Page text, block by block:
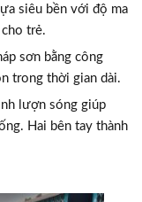
siêu bền với độ ma
trẻ.
sơn bằng công
trong thời gian dài.
lượn sóng giúp
Hai bên tay thành